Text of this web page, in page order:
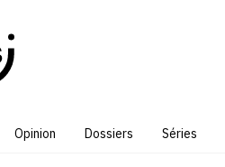
Opinion Dossiers Séries